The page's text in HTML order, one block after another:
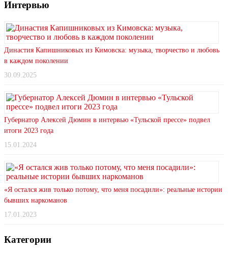
Интервью
Династия Капишниковых из Кимовска: музыка, творчество и любовь
в каждом поколении
30.09.2025
Губернатор Алексей Дюмин в интервью «Тульской прессе» подвел
итоги 2023 года
15.01.2024
«Я остался жив только потому, что меня посадили»: реальные истории
бывших наркоманов
17.01.2023
Категории